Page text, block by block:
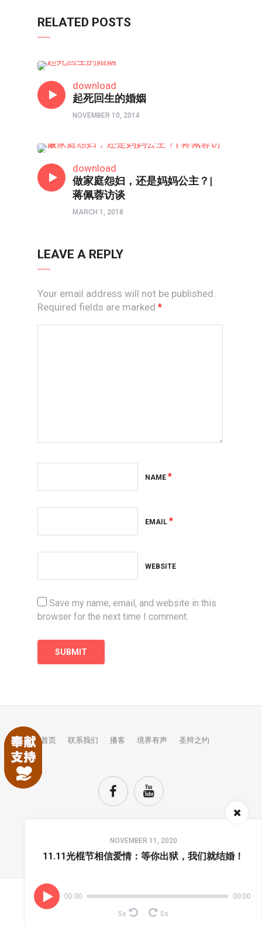
RELATED POSTS
download
起死回生的婚姻
NOVEMBER 10, 2014
download
做家庭怨妇，还是妈妈公主？|
蒋佩蓉访谈
MARCH 1, 2018
LEAVE A REPLY
Your email address will not be published.
Required fields are marked *
NAME *
EMAIL *
WEBSITE
Save my name, email, and website in this
browser for the next time I comment.
NOVEMBER 11, 2020
11.11光棍节相信爱情：等你出狱，我们就结婚！
00:00 00:00
5s 5s
首页 联系我们 播客 境界有声 圣辩之约
TOP